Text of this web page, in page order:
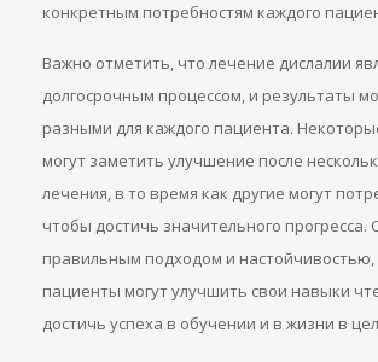
конкретным потребностям каждого
Важно отметить, что лечение дислалии
долгосрочным процессом, и результаты
разными для каждого пациента.
могут заметить улучшение после
лечения, в то время как другие могут
чтобы достичь значительного прогресса.
правильным подходом и настойчивостью,
пациенты могут улучшить свои навыки
достичь успеха в обучении и в жизни в